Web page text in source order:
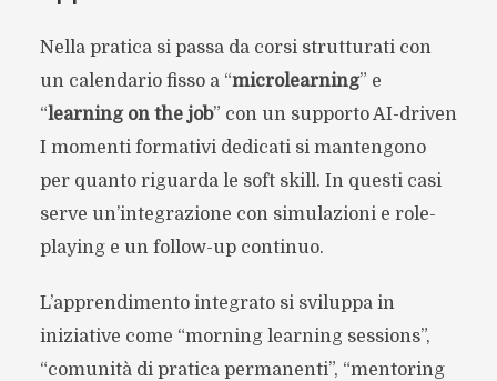
Nella pratica si passa da corsi strutturati con
un calendario fisso a “microlearning” e
“learning on the job” con un supporto AI-driven
I momenti formativi dedicati si mantengono
per quanto riguarda le soft skill. In questi casi
serve un’integrazione con simulazioni e role-
playing e un follow-up continuo.
L’apprendimento integrato si sviluppa in
iniziative come “morning learning sessions”,
“comunità di pratica permanenti”, “mentoring